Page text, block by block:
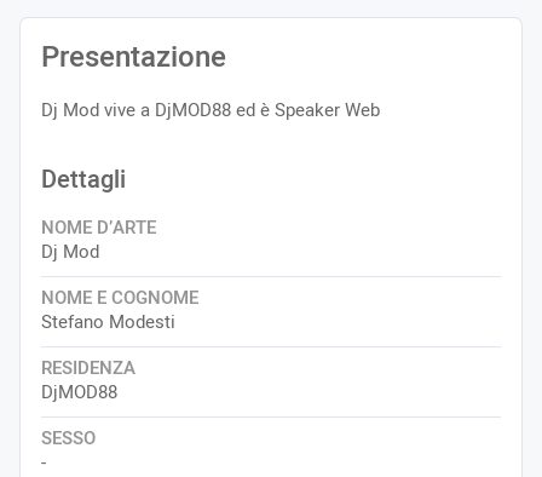
Presentazione
Dj Mod vive a DjMOD88 ed è Speaker Web
Dettagli
NOME D’ARTE
Dj Mod
NOME E COGNOME
Stefano Modesti
RESIDENZA
DjMOD88
SESSO
-